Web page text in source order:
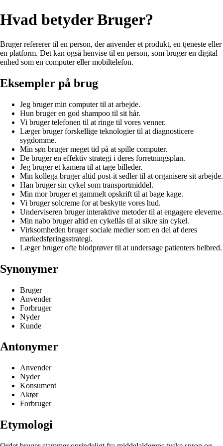
Hvad betyder Bruger?
Bruger refererer til en person, der anvender et produkt, en tjeneste eller
en platform. Det kan også henvise til en person, som bruger en digital
enhed som en computer eller mobiltelefon.
Eksempler på brug
Jeg bruger min computer til at arbejde.
Hun bruger en god shampoo til sit hår.
Vi bruger telefonen til at ringe til vores venner.
Læger bruger forskellige teknologier til at diagnosticere
sygdomme.
Min søn bruger meget tid på at spille computer.
De bruger en effektiv strategi i deres forretningsplan.
Jeg bruger et kamera til at tage billeder.
Min kollega bruger altid post-it sedler til at organisere sit arbejde.
Han bruger sin cykel som transportmiddel.
Min mor bruger et gammelt opskrift til at bage kage.
Vi bruger solcreme for at beskytte vores hud.
Underviseren bruger interaktive metoder til at engagere eleverne.
Min nabo bruger altid en cykellås til at sikre sin cykel.
Virksomheden bruger sociale medier som en del af deres
markedsføringsstrategi.
Læger bruger ofte blodprøver til at undersøge patienters helbred.
Synonymer
Bruger
Anvender
Forbruger
Nyder
Kunde
Antonymer
Anvender
Nyder
Konsument
Aktør
Forbruger
Etymologi